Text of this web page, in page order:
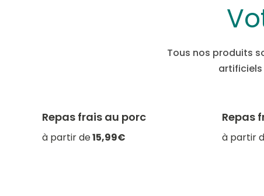
Tous nos produits
-20% avec CATCHEF20
Repas frais au porc
à partir de15,99€
Repas
à partir